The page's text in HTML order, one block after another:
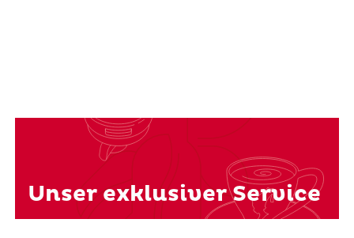
Unser exklusiver Service